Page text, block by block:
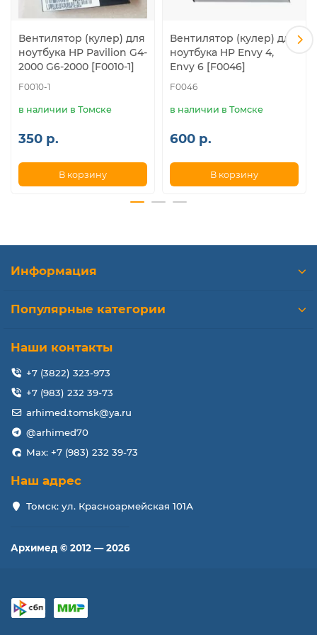
HP dv6-3053ee HP dv6-3106er
HP dv6-3055sr
HP dv6-3107er
HP dv7-
4120er
Совместимые модели вентиляторов (кулеров), P/N:
610774-001
603690-001
637608-001
KSB0505HA
3MLX6TATP20
3MLX8TATP20
3MLX9TATP20
F9V8
Вентилятор (кулер) для
ноутбука HP Pavilion G4-
2000 G6-2000 [F0010-1]
F0010-1
в наличии в Томске
350 р.
В корзину
Вентилятор (кулер) для
ноутбука HP Envy 4,
Envy 6 [F0046]
F0046
в наличии в Томске
600 р.
В корзину
Информация
Популярные категории
Наши контакты
+7 (3822) 323-973
+7 (983) 232 39-73
arhimed.tomsk@ya.ru
@arhimed70
Max: +7 (983) 232 39-73
Наш адрес
Томск: ул. Красноармейская 101А
Архимед © 2012 — 2026